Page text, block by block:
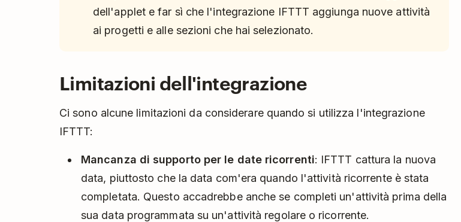
dell'applet e far sì che l'integrazione IFTTT aggiunga nuove attività
ai progetti e alle sezioni che hai selezionato.
Limitazioni dell'integrazione
Ci sono alcune limitazioni da considerare quando si utilizza l'integrazione
IFTTT:
Mancanza di supporto per le date ricorrenti: IFTTT cattura la nuova
data, piuttosto che la data com'era quando l'attività ricorrente è stata
completata. Questo accadrebbe anche se completi un'attività prima della
sua data programmata su un'attività regolare o ricorrente.